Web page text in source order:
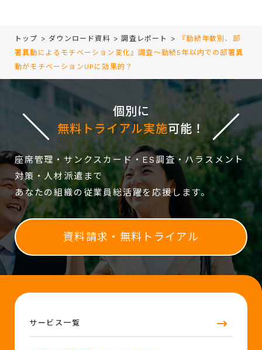
トップ > ダウンロード資料 >調査レポート >
『勤続年数別、部
署異動によるモチベーション変化』調査～勤続5年以内での部署異
動がモチベーションUPに効果的？
個別に
無料トライアル実施可能！
座席管理・サンクスカード・ES調査・ハラスメント
対策・人材派遣まで
あなたの組織の従業員総活躍を応援します。
資料請求・無料トライアル
サービス一覧